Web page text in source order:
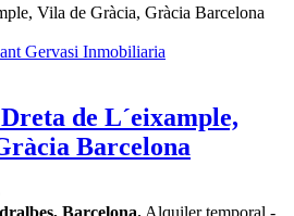
de L´eixample,
Barcelona
Barcelona. Alquiler temporal -